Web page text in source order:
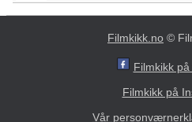
Filmkikk.no ©
Filmkikk
Filmkikk på
Vår